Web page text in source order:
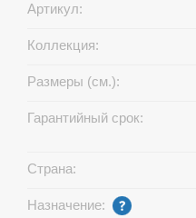
Артикул:
Коллекция:
Размеры (см.):
Гарантийный срок:
Страна:
Назначение: